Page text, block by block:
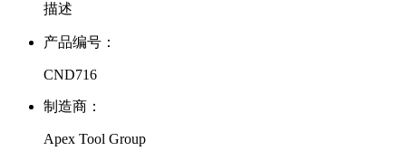
描述
产品编号：
CND716
制造商：
Apex Tool Group